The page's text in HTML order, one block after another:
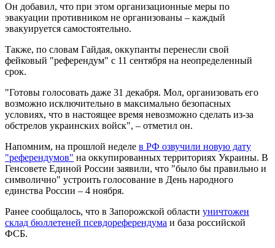
Он добавил, что при этом организационные меры по
эвакуации противником не организованы – каждый
эвакуируется самостоятельно.
Также, по словам Гайдая, оккупанты перенесли свой
фейковый "референдум" с 11 сентября на неопределенный
срок.
"Готовы голосовать даже 31 декабря. Мол, организовать его
возможно исключительно в максимально безопасных
условиях, что в настоящее время невозможно сделать из-за
обстрелов украинских войск", – отметил он.
Напомним, на прошлой неделе в РФ озвучили новую дату
"референдумов" на оккупированных территориях Украины. В
Генсовете Единой России заявили, что "было бы правильно и
символично" устроить голосование в День народного
единства России – 4 ноября.
Ранее сообщалось, что в Запорожской области уничтожен
склад бюллетеней псевдореферендума и база российской
ФСБ.